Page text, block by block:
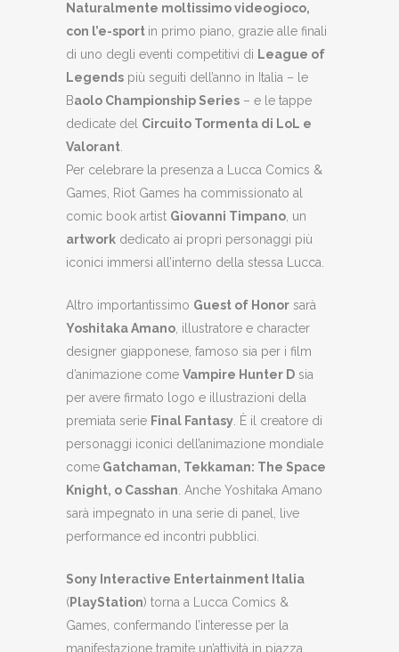
Naturalmente moltissimo videogioco,
con l’e-sport in primo piano, grazie alle finali
di uno degli eventi competitivi di League of
Legends più seguiti dell’anno in Italia – le
Baolo Championship Series – e le tappe
dedicate del Circuito Tormenta di LoL e
Valorant.
Per celebrare la presenza a Lucca Comics &
Games, Riot Games ha commissionato al
comic book artist Giovanni Timpano, un
artwork dedicato ai propri personaggi più
iconici immersi all’interno della stessa Lucca.
Altro importantissimo Guest of Honor sarà
Yoshitaka Amano, illustratore e character
designer giapponese, famoso sia per i film
d’animazione come Vampire Hunter D sia
per avere firmato logo e illustrazioni della
premiata serie Final Fantasy. È il creatore di
personaggi iconici dell’animazione mondiale
come Gatchaman, Tekkaman: The Space
Knight, o Casshan. Anche Yoshitaka Amano
sarà impegnato in una serie di panel, live
performance ed incontri pubblici.
Sony Interactive Entertainment Italia
(PlayStation) torna a Lucca Comics &
Games, confermando l’interesse per la
manifestazione tramite un’attività in piazza